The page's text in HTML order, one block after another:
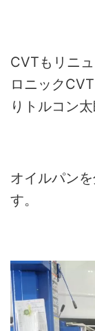
CVTもリニ
ロニック
りトルコン
オイルパン
す。